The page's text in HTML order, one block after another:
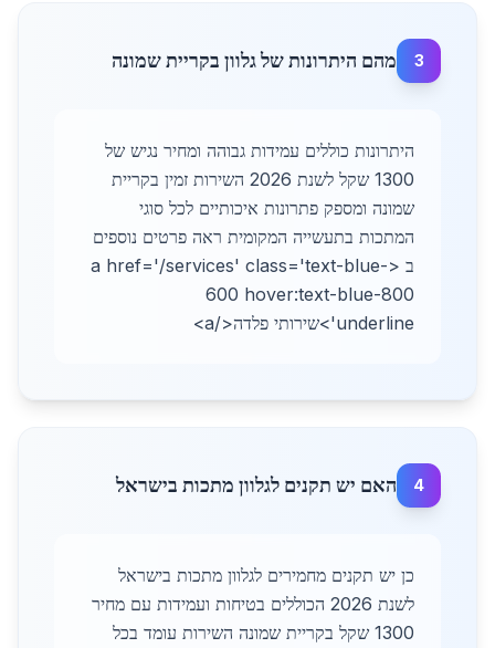
3 מהם היתרונות של גלוון בקריית שמונה
היתרונות כוללים עמידות גבוהה ומחיר נגיש של
1300 שקל לשנת 2026 השירות זמין בקריית
שמונה ומספק פתרונות איכותיים לכל סוגי
המתכות בתעשייה המקומית ראה פרטים נוספים
ב <a href='/services' class='text-blue-
600 hover:text-blue-800
underline'>שירותי פלדה</a>
4 האם יש תקנים לגלוון מתכות בישראל
כן יש תקנים מחמירים לגלוון מתכות בישראל
לשנת 2026 הכוללים בטיחות ועמידות עם מחיר
1300 שקל בקריית שמונה השירות עומד בכל